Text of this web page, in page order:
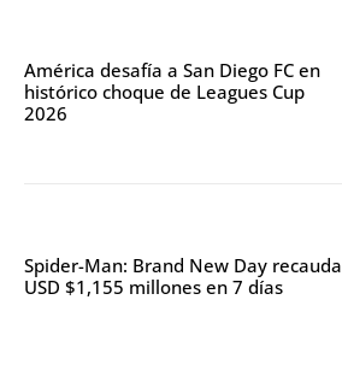
América desafía a San Diego FC en
histórico choque de Leagues Cup
2026
Spider-Man: Brand New Day recauda
USD $1,155 millones en 7 días